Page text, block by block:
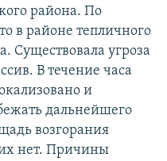
района. По
в районе тепличного
Существовала угроза
В течение часа
и
дальнейшего
возгорания
нет. Причины